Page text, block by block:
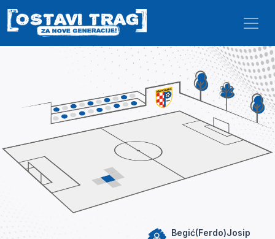
Skip to main content
Begić(Ferdo)Josip